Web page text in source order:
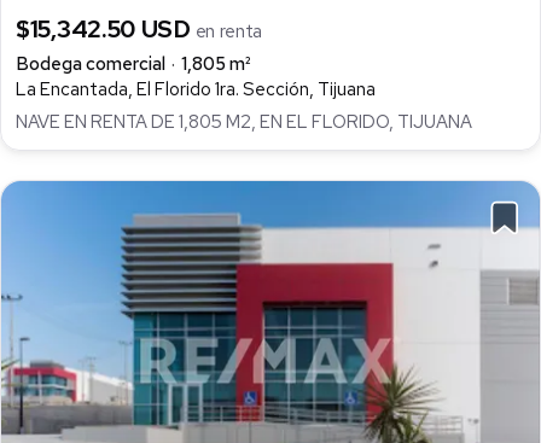
$15,342.50 USD en renta
Bodega comercial
1,805 m²
La Encantada, El Florido 1ra. Sección, Tijuana
NAVE EN RENTA DE 1,805 M2, EN EL FLORIDO, TIJUANA